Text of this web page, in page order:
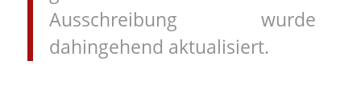
Ausschreibung wurde
dahingehend aktualisiert.